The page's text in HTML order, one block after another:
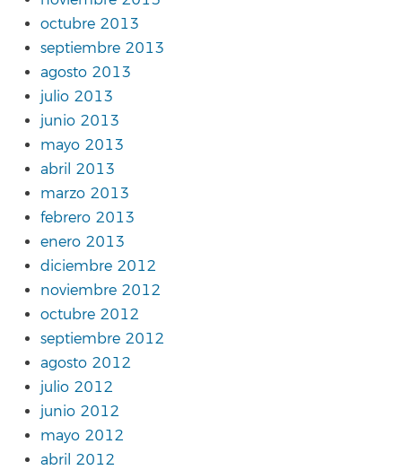
octubre 2013
septiembre 2013
agosto 2013
julio 2013
junio 2013
mayo 2013
abril 2013
marzo 2013
febrero 2013
enero 2013
diciembre 2012
noviembre 2012
octubre 2012
septiembre 2012
agosto 2012
julio 2012
junio 2012
mayo 2012
abril 2012